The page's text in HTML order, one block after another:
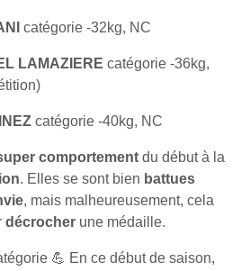
catégorie -32kg, NC
LAMAZIERE catégorie -36kg,
catégorie -40kg, NC
comportement du début à la
. Elles se sont bien battues
, mais malheureusement, cela
décrocher une médaille.
💪 En ce début de saison,